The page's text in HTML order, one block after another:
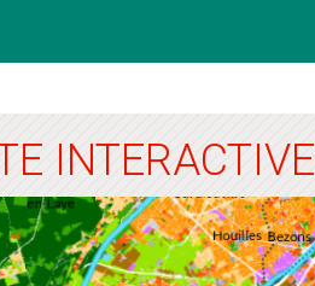
INTERACTIVE